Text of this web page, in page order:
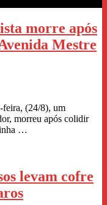
morre após
Mestre
feira, (24/8), um
morreu após colidir
…
levam cofre